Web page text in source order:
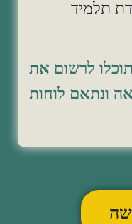
לרשום את
ונתאם לוחות